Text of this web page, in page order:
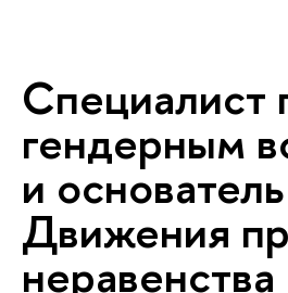
Специалист
гендерным
и основатель
Движения